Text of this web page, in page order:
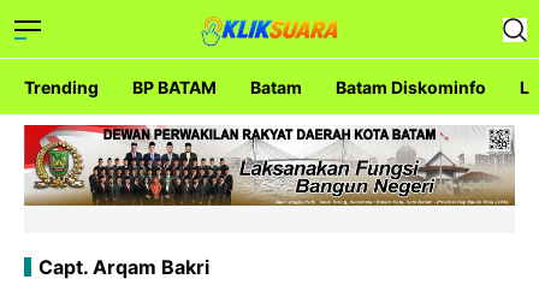
Trending BP BATAM Batam Batam Diskominfo
Capt. Arqam Bakri